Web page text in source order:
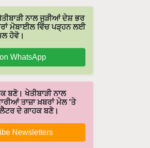
ਨਾਲ ਜੁੜੀਆਂ ਦੇਸ਼ ਭਰ
ਮੋਬਾਈਲ ਵਿੱਚ ਪੜ੍ਹਨ ਲਈ
ਹੋਵੋ।
WhatsApp
ਬਣੋ। ਖੇਤੀਬਾੜੀ ਨਾਲ
ਤਾਜ਼ਾ ਖ਼ਬਰਾਂ ਮੇਲ 'ਤੇ
ਦੇ ਗਾਹਕ ਬਣੋ।
Newsletters